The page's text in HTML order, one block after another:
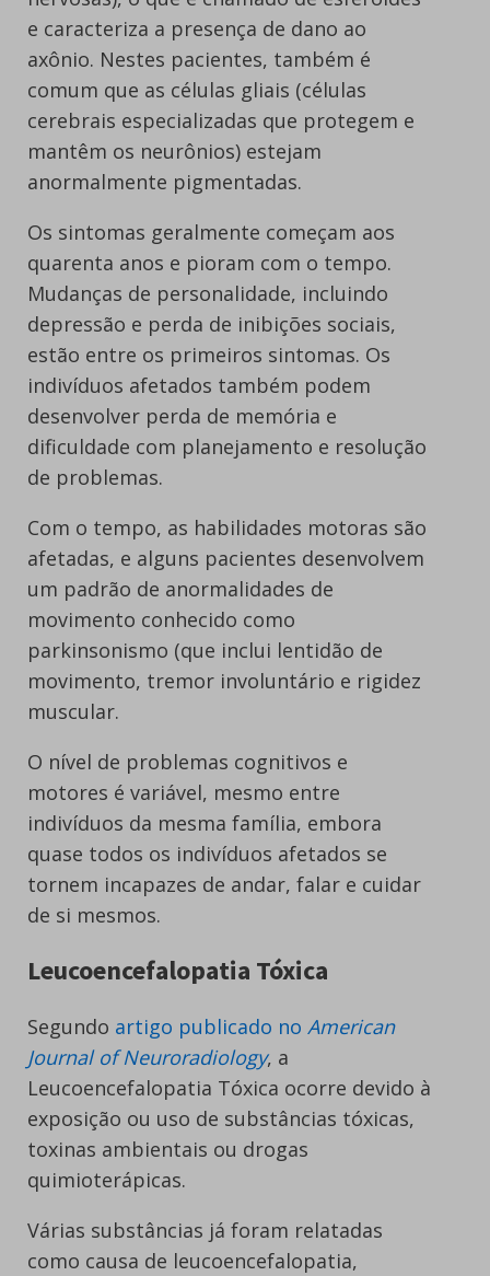
e caracteriza a presença de dano ao
axônio. Nestes pacientes, também é
comum que as células gliais (células
cerebrais especializadas que protegem e
mantêm os neurônios) estejam
anormalmente pigmentadas.
Os sintomas geralmente começam aos
quarenta anos e pioram com o tempo.
Mudanças de personalidade, incluindo
depressão e perda de inibições sociais,
estão entre os primeiros sintomas. Os
indivíduos afetados também podem
desenvolver perda de memória e
dificuldade com planejamento e resolução
de problemas.
Com o tempo, as habilidades motoras são
afetadas, e alguns pacientes desenvolvem
um padrão de anormalidades de
movimento conhecido como
parkinsonismo (que inclui lentidão de
movimento, tremor involuntário e rigidez
muscular.
O nível de problemas cognitivos e
motores é variável, mesmo entre
indivíduos da mesma família, embora
quase todos os indivíduos afetados se
tornem incapazes de andar, falar e cuidar
de si mesmos.
Leucoencefalopatia Tóxica
Segundo artigo publicado no American
Journal of Neuroradiology, a
Leucoencefalopatia Tóxica ocorre devido à
exposição ou uso de substâncias tóxicas,
toxinas ambientais ou drogas
quimioterápicas.
Várias substâncias já foram relatadas
como causa de leucoencefalopatia,